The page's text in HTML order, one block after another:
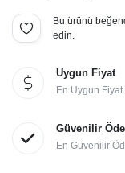
Bu ürünü
edin.
Uygun Fiyat
En Uygun Fiyat
Güvenilir
En Güvenilir